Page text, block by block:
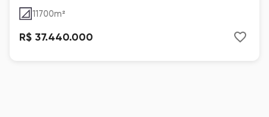
11700m²
R$ 37.440.000